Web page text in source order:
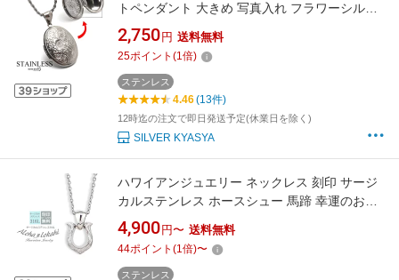
トペンダント 大きめ 写真入れ フラワーシルバ
ー ロープチェーン ハワイアンネックレス 開閉
可能 50cm 60cm メンズ 男性 金属アレルギー対
応 【刻印対象】
2,750 円 送料無料
25ポイント (1倍)
ステンレス
4.46(13件)
12時迄の注文で即日発送予定(休業日を除く)
SILVER KYASYA
ハワイアンジュエリー ネックレス 刻印 サージ
カルステンレス ホースシュー 馬蹄 幸運のお守
り 上品 大人 シンプル ペンダント 金属アレルギ
ー対応 人気 つけっぱなし 錆びない アロハロカ
ヒ ブランド 【誕生日記念日】 父の日 ギフト プ
レゼント
4,900 円〜 送料無料
44ポイント (1倍)〜
ステンレス